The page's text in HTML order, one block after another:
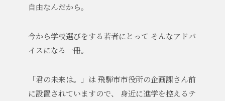
自由なんだから。
今から学校選びをする若者にとって そんなアドバ
イスになる一冊。
「君の未来は。」は飛騨市市役所の企画課さん前
に設置されていますので、
身近に進学を控えるテ